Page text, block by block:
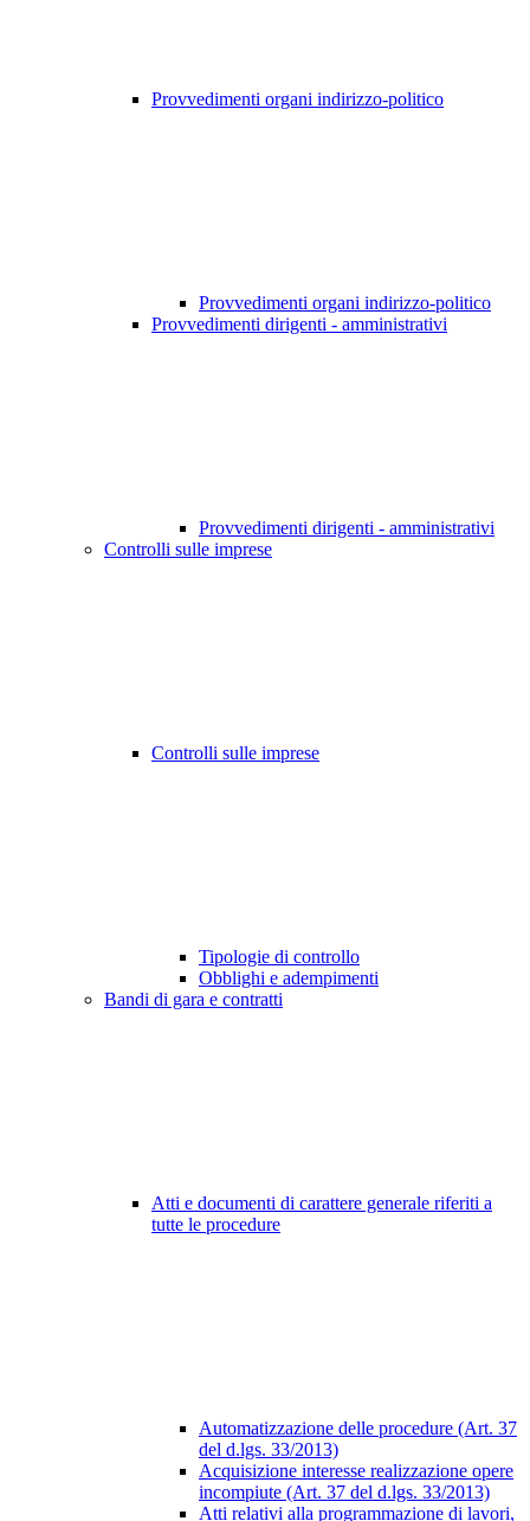
Provvedimenti organi indirizzo-politico
Provvedimenti organi indirizzo-politico
Provvedimenti dirigenti - amministrativi
Provvedimenti dirigenti - amministrativi
Controlli sulle imprese
Controlli sulle imprese
Tipologie di controllo
Obblighi e adempimenti
Bandi di gara e contratti
Atti e documenti di carattere generale riferiti a
tutte le procedure
Automatizzazione delle procedure (Art. 37
del d.lgs. 33/2013)
Acquisizione interesse realizzazione opere
incompiute (Art. 37 del d.lgs. 33/2013)
Atti relativi alla programmazione di lavori,